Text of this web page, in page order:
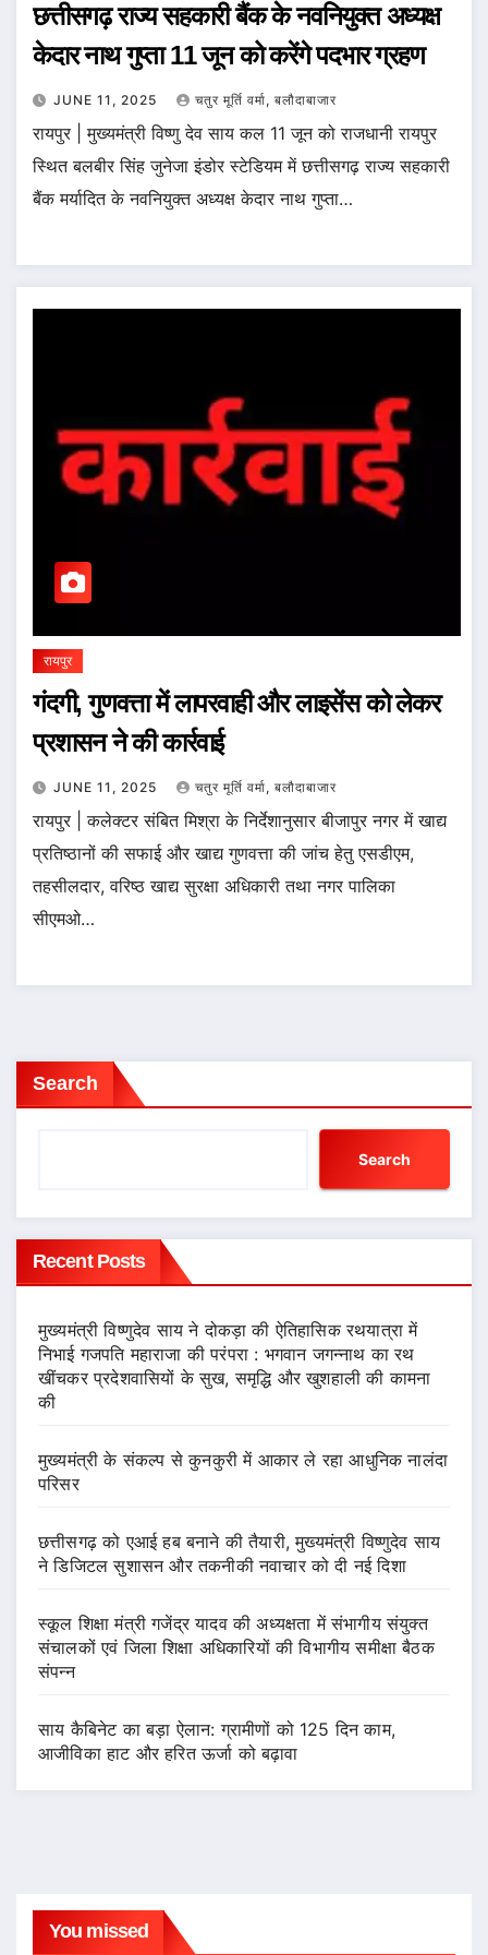
छत्तीसगढ़ राज्य सहकारी बैंक के नवनियुक्त अध्यक्ष
केदार नाथ गुप्ता 11 जून को करेंगे पदभार ग्रहण
JUNE 11, 2025 चतुर मूर्ति वर्मा, बलौदाबाजार
रायपुर | मुख्यमंत्री विष्णु देव साय कल 11 जून को राजधानी रायपुर
स्थित बलबीर सिंह जुनेजा इंडोर स्टेडियम में छत्तीसगढ़ राज्य सहकारी
बैंक मर्यादित के नवनियुक्त अध्यक्ष केदार नाथ गुप्ता…
रायपुर
गंदगी, गुणवत्ता में लापरवाही और लाइसेंस को लेकर
प्रशासन ने की कार्रवाई
JUNE 11, 2025 चतुर मूर्ति वर्मा, बलौदाबाजार
रायपुर | कलेक्टर संबित मिश्रा के निर्देशानुसार बीजापुर नगर में खाद्य
प्रतिष्ठानों की सफाई और खाद्य गुणवत्ता की जांच हेतु एसडीएम,
तहसीलदार, वरिष्ठ खाद्य सुरक्षा अधिकारी तथा नगर पालिका
सीएमओ…
Search
Search
Recent Posts
मुख्यमंत्री विष्णुदेव साय ने दोकड़ा की ऐतिहासिक रथयात्रा में
निभाई गजपति महाराजा की परंपरा : भगवान जगन्नाथ का रथ
खींचकर प्रदेशवासियों के सुख, समृद्धि और खुशहाली की कामना
की
मुख्यमंत्री के संकल्प से कुनकुरी में आकार ले रहा आधुनिक नालंदा
परिसर
छत्तीसगढ़ को एआई हब बनाने की तैयारी, मुख्यमंत्री विष्णुदेव साय
ने डिजिटल सुशासन और तकनीकी नवाचार को दी नई दिशा
स्कूल शिक्षा मंत्री गजेंद्र यादव की अध्यक्षता में संभागीय संयुक्त
संचालकों एवं जिला शिक्षा अधिकारियों की विभागीय समीक्षा बैठक
संपन्न
साय कैबिनेट का बड़ा ऐलान: ग्रामीणों को 125 दिन काम,
आजीविका हाट और हरित ऊर्जा को बढ़ावा
You missed